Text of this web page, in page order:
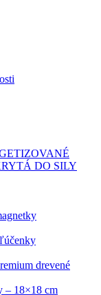
DO SILY
drevené
– 18×18 cm